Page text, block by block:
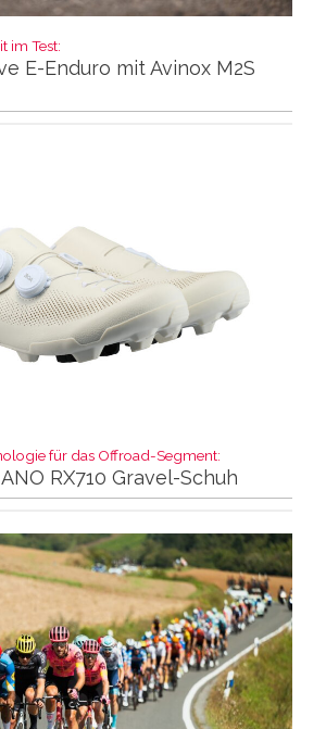
im Test:
E-Enduro mit Avinox M2S
für das Offroad-Segment:
RX710 Gravel-Schuh